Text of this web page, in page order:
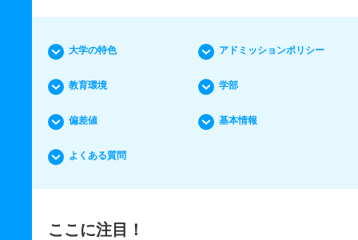
大学の特色 アドミッションポリシー
教育環境 学部
偏差値 基本情報
よくある質問
ここに注目！